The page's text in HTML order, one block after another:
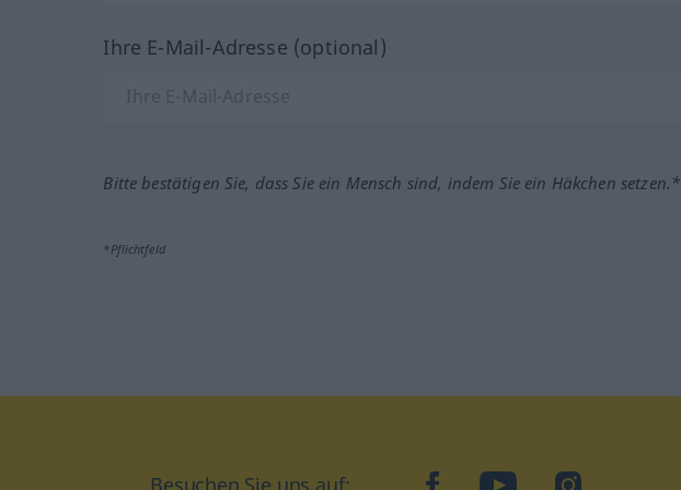
Ihre E-Mail-Adresse (optional)
Bitte bestätigen Sie, dass Sie ein Mensch sind, indem Sie ein Häkchen setzen.*
*Pflichtfeld
facebookYouTubeInstagram